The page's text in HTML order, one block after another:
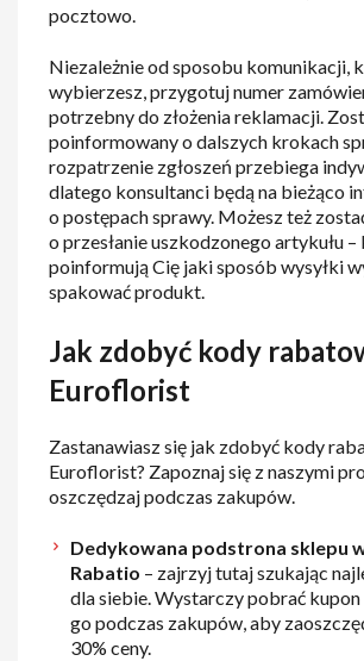
pocztowo.
Niezależnie od sposobu komunikacji,
wybierzesz, przygotuj numer
potrzebny do złożenia reklamacji.
poinformowany o dalszych krokach
rozpatrzenie zgłoszeń przebiega
dlatego konsultanci będą na bieżąco
o postępach sprawy. Możesz też
o przesłanie uszkodzonego artykułu
poinformują Cię jaki sposób wysyłki
spakować produkt.
Jak zdobyć kody
Euroflorist
Zastanawiasz się jak zdobyć kody
Euroflorist? Zapoznaj się z naszymi
oszczędzaj podczas zakupów.
Dedykowana podstrona sklepu
Rabatio – zajrzyj tutaj szukając
dla siebie. Wystarczy pobrać
go podczas zakupów, aby
30% ceny.